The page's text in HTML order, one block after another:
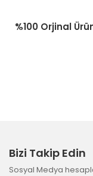
%100 Orjinal
Bizi Takip Edin
Sosyal Medya